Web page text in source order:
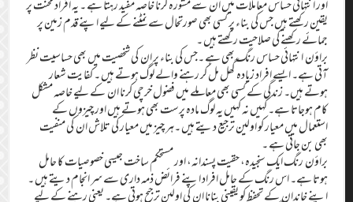
یقین رکھتے ہیں جس کی بناء پر کسی بھی صورتحال سے نمٹنے کے لیے اپنے قدم زمین پر
جمائے رکھنے کی صلاحیت رکھتے ہیں ۔
براؤن انتہائی حساس رنگ بھی ہے ۔جس کی بناء پر ان کی شخصیت میں بھی حساسیت نظر
آتی ہے۔ ایسے افراد زیادہ گھل مل کر رہنے والے لوگ ہوتے ہیں ۔ کفایت شعار
ہوتے ہیں۔ زندگی کے کسی بھی معاملے میں فضول خرچی کرنا ان کے لیے خاصہ مشکل
کام ہوجاتا ہے۔ کہیں نہ کہیں یہ لوگ مادہ پرست بھی ہوتے ہیں اور چیزوں کے
استعمال میں معیار کو اولین ترجیع دیتے ہیں ۔ہر چیز میں معیار کی تلاش ان کی منفیت
بھی بن جاتی ہے ۔
براؤن رنگ ایک سنجیدہ، حقیت پسندانہ، اور مستحکم ساخت جیسی خصوصیات کا حامل
ہوتا ہے۔ اس رنگ کے حامل افراد اپنے فرائض ذمہ داری سے سر انجام دیتے ہیں ۔
اپنے خاندان کے تحفظ کو یقینی بنانا ان کی اولین ترجیح ہوتی ہے۔ یعنی رہنے کے لیے